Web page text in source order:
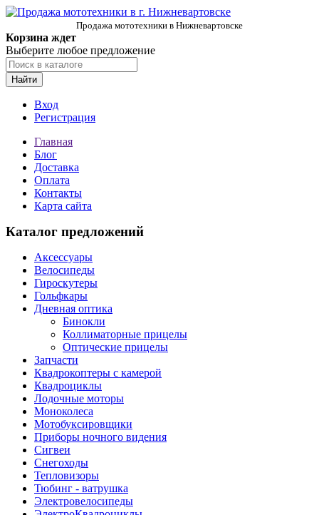
Продажа мототехники в Нижневартовске
Корзина ждет
Выберите любое предложение
Найти
Вход
Регистрация
Главная
Блог
Доставка
Оплата
Контакты
Карта сайта
Каталог предложений
Аксессуары
Велосипеды
Гироскутеры
Гольфкары
Дневная оптика
Бинокли
Коллиматорные прицелы
Оптические прицелы
Запчасти
Квадрокоптеры с камерой
Квадроциклы
Лодочные моторы
Моноколеса
Мотобуксировщики
Приборы ночного видения
Сигвеи
Снегоходы
Тепловизоры
Тюбинг - ватрушка
Электровелосипеды